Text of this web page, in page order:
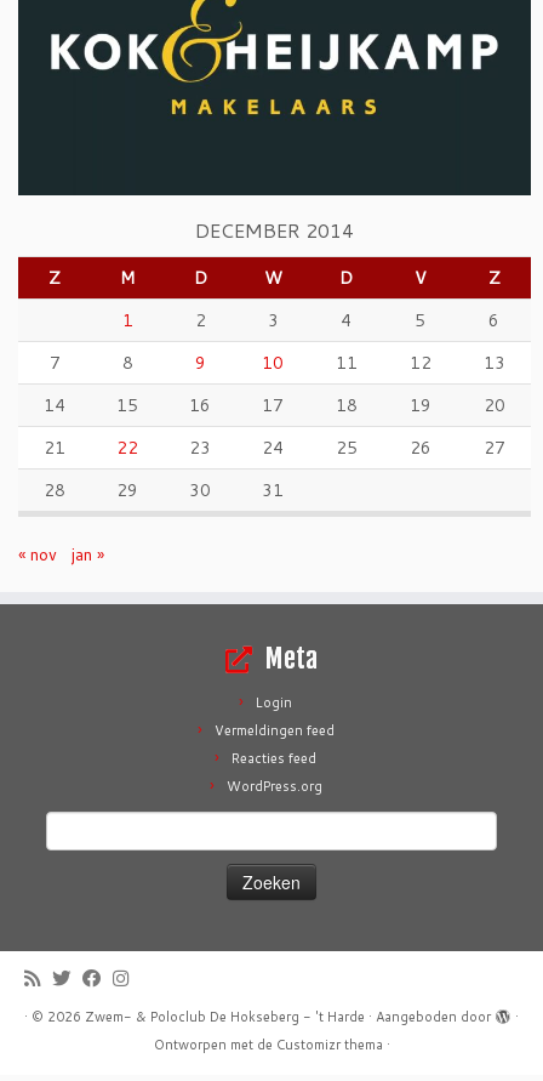
DECEMBER 2014
Z M D W D V
Z
1
2 3 4 5
6
7
8 9 10 11 12
13
14
15 16 17 18 19
20
21
22 23 24 25 26
27
28
29 30 31
« nov jan »
Meta
Login
Vermeldingen feed
Reacties feed
WordPress.org
· © 2026 Zwem- & Poloclub De Hokseberg - 't Harde · Aangeboden door
·
Ontworpen met de Customizr thema ·